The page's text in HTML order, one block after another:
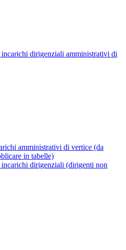
dirigenziali amministrativi di
amministrativi di vertice (da
in tabelle)
dirigenziali (dirigenti non